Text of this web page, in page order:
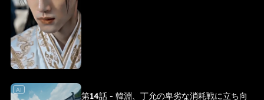
を見せつける。
AI
第14話 - 韓淵、丁允の卑劣な消耗戦に立ち向